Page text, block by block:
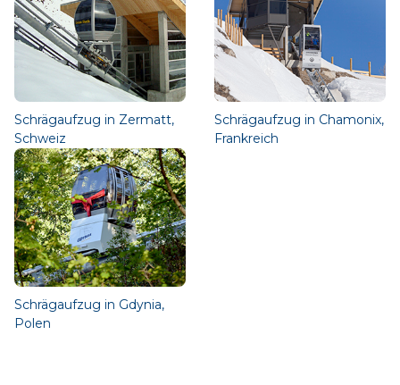
Schrägaufzug in Zermatt,
Schweiz
Schrägaufzug in Chamonix,
Frankreich
Schrägaufzug in Gdynia,
Polen